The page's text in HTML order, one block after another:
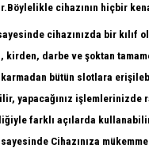
cihazının hiçbir
cihazınızda bir kılıf
kirden, darbe ve şoktan
bütün slotlara
yapacağınız
farklı açılarda
Cihazınıza